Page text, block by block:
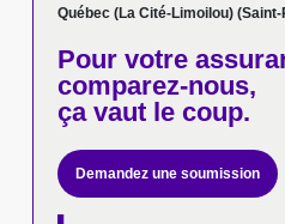
Québec (La Cité-Limoilou) (Saint-
Pour votre
comparez-nous,
ça vaut le coup.
Demandez une soumission